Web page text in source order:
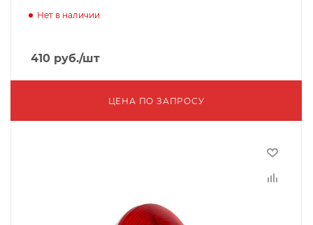
Нет в наличии
410 руб./шт
ЦЕНА ПО ЗАПРОСУ